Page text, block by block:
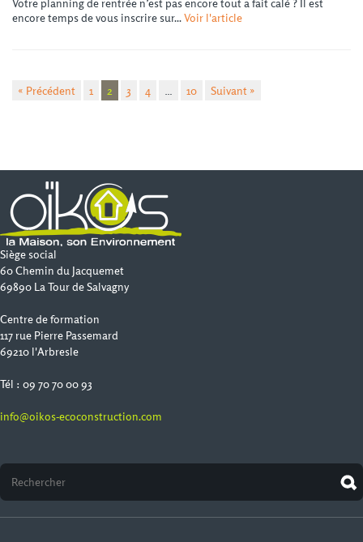
Votre planning de rentrée n’est pas encore tout a fait calé ? Il est
encore temps de vous inscrire sur...Voir l'article
« Précédent 1 2 3 4 10 Suivant »
Siège social
60 Chemin du Jacquemet
69890 La Tour de Salvagny
Centre de formation
117 rue Pierre Passemard
69210 l'Arbresle
Tél : 09 70 70 00 93
info@oikos-ecoconstruction.com